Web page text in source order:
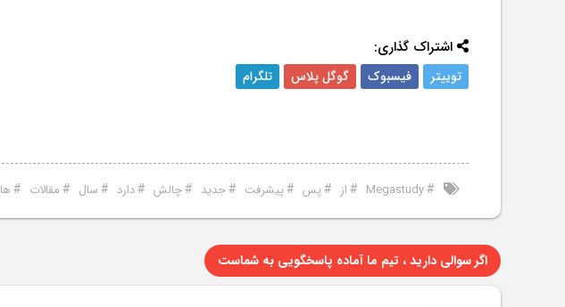
اشتراک گذاری:
توییتر فیسبوک گوگل پلاس تلگرام
#
Megastudy
#از #پس #پیشرفت #جدید #چالش #دارد #سال #مقالات #
اگر سوالی دارید ، تیم ما آماده پاسخگویی به شماست